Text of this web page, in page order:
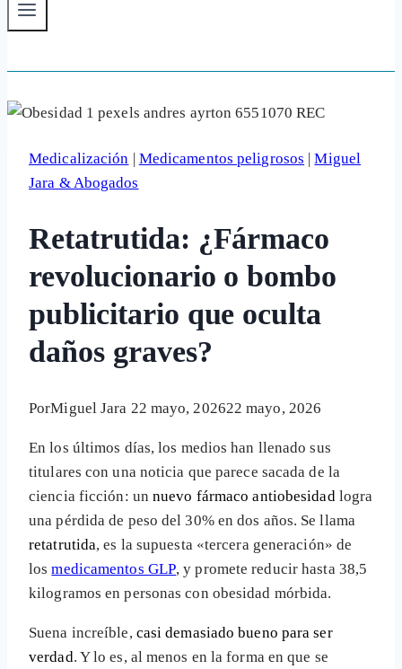
Medicalización | Medicamentos peligrosos |Miguel
Jara & Abogados
Retatrutida: ¿Fármaco
revolucionario o bombo
publicitario que oculta
daños graves?
PorMiguel Jara 22 mayo, 202622 mayo, 2026
En los últimos días, los medios han llenado sus
titulares con una noticia que parece sacada de la
ciencia ficción: unnuevo fármaco antiobesidadlogra
una pérdida de peso del 30% en dos años. Se llama
retatrutida, es la supuesta «tercera generación» de
losmedicamentos GLP, y promete reducir hasta 38,5
kilogramos en personas con obesidad mórbida.
Suena increíble, casi demasiado bueno para ser
verdad. Y lo es, al menos en la forma en que se